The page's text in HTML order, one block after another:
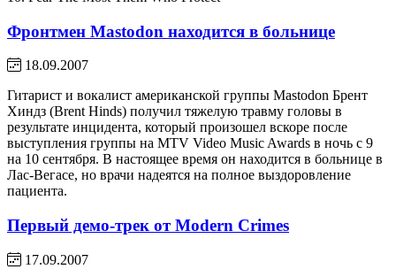
Фронтмен Mastodon находится в больнице
18.09.2007
Гитарист и вокалист американской группы Mastodon Брент
Хиндз (Brent Hinds) получил тяжелую травму головы в
результате инцидента, который произошел вскоре после
выступления группы на MTV Video Music Awards в ночь с 9
на 10 сентября. В настоящее время он находится в больнице в
Лас-Вегасе, но врачи надеятся на полное выздоровление
пациента.
Первый демо-трек от Modern Crimes
17.09.2007